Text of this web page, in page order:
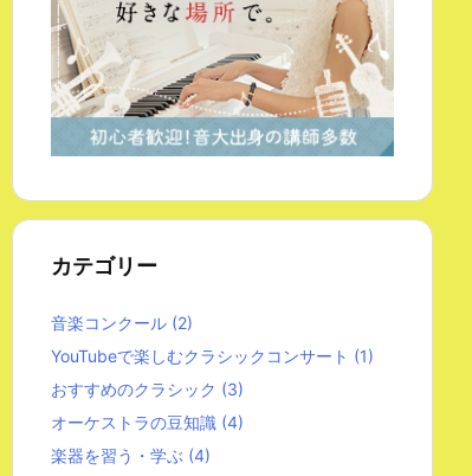
カテゴリー
音楽コンクール (2)
YouTubeで楽しむクラシックコンサート (1)
おすすめのクラシック (3)
オーケストラの豆知識 (4)
楽器を習う・学ぶ (4)